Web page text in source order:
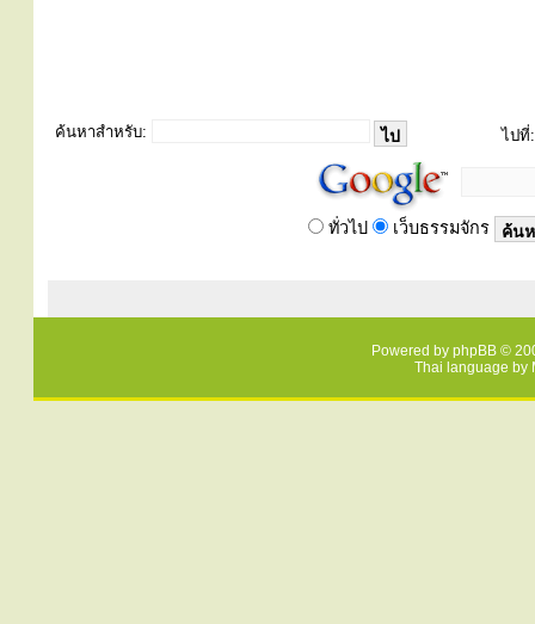
ค้นหาสำหรับ: ไปที่:
ทั่วไป เว็บธรรมจักร
Powered by phpBB ©
Thai language by